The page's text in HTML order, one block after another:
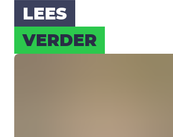
LEES
VER­DER